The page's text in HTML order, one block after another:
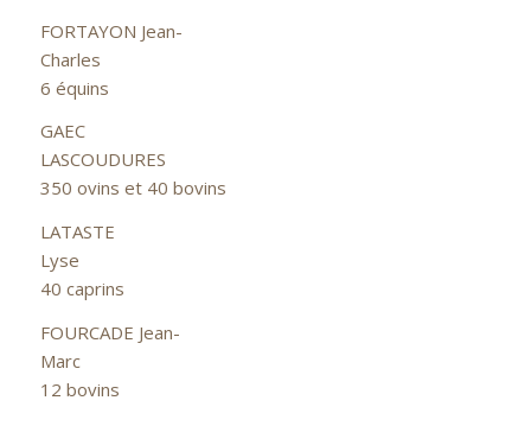
FORTAYON Jean-
Charles
6 équins
GAEC
350 ovins et 40 bovins
LATASTE
40 caprins
FOURCADE Jean-
Marc
12 bovins